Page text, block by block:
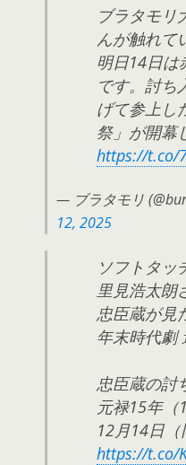
ブラタモリ
んが触れて
明日14日は
です。討ち
げて参上し
祭」が開幕
https://t.co/
— ブラタモリ
12, 2025
ソフトタッ
里見浩太朗
忠臣蔵が見
年末時代劇
忠臣蔵の討
元禄15年（
12月14日（
https://t.co/